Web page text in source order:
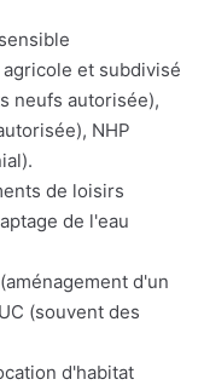
et subdivisé
neufs autorisée),
NHP
de loisirs
de l'eau
d'un
(souvent des
d'habitat